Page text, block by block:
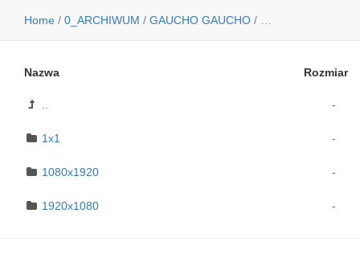
Home / 0_ARCHIWUM / GAUCHO GAUCHO /
Nazwa Rozmiar
-
1x1 -
1080x1920 -
1920x1080 -